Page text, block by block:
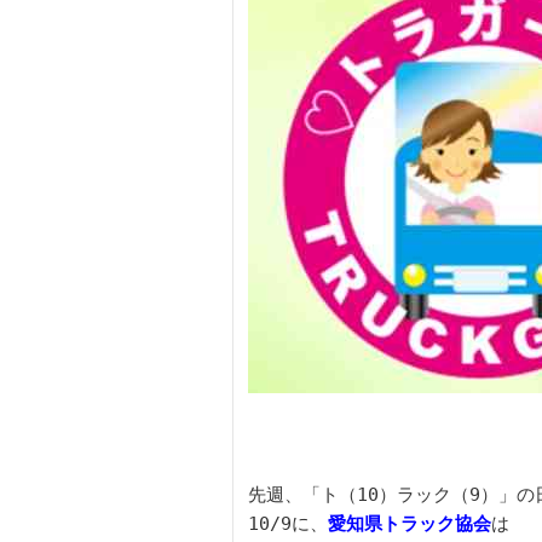
先週、「ト（10）ラック（9）」の
10/9に、 愛知県トラック協会